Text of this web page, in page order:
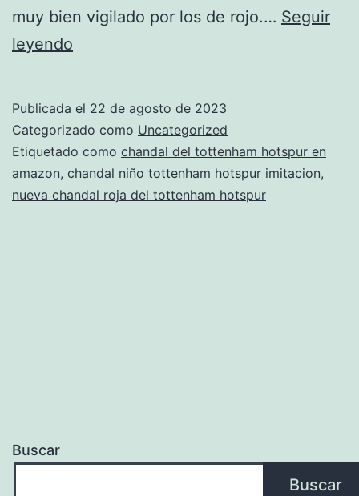
muy bien vigilado por los de rojo.… Seguir
leyendo
hotspur
barata
Publicada el 22 de agosto de 2023
Categorizado como Uncategorized
Etiquetado como chandal del tottenham hotspur en
amazon, chandal niño tottenham hotspur imitacion,
nueva chandal roja del tottenham hotspur
Buscar
Buscar